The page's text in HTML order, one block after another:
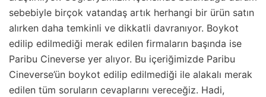
sebebiyle birçok vatandaş artık herhangi bir ürün satın
alırken daha temkinli ve dikkatli davranıyor. Boykot
edilip edilmediği merak edilen firmaların başında ise
Paribu Cineverse yer alıyor. Bu içeriğimizde Paribu
Cineverse’ün boykot edilip edilmediği ile alakalı merak
edilen tüm soruların cevaplarını vereceğiz. Hadi,